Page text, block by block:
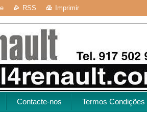
RSS Imprimir
Contacte-nos Termos Condições